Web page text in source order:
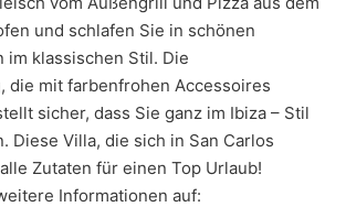
und schlafen Sie in schönen
im klassischen Stil. Die
die mit farbenfrohen Accessoires
sicher, dass Sie ganz im Ibiza – Stil
Diese Villa, die sich in San Carlos
Zutaten für einen Top Urlaub!
Informationen auf: